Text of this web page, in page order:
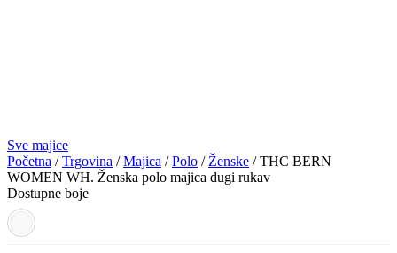
Sve majice
Početna /Trgovina /Majica /Polo / Ženske / THC BERN
WOMEN WH. Ženska polo majica dugi rukav
Dostupne boje